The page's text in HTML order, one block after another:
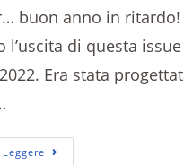
buon anno in ritardo!
l’uscita di questa
Era stata